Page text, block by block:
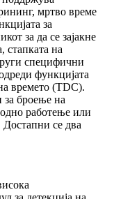
мртво време
за
за да се зајакне
стапката на
специфични
функцијата
времето (TDC).
за броење на
работење или
се два